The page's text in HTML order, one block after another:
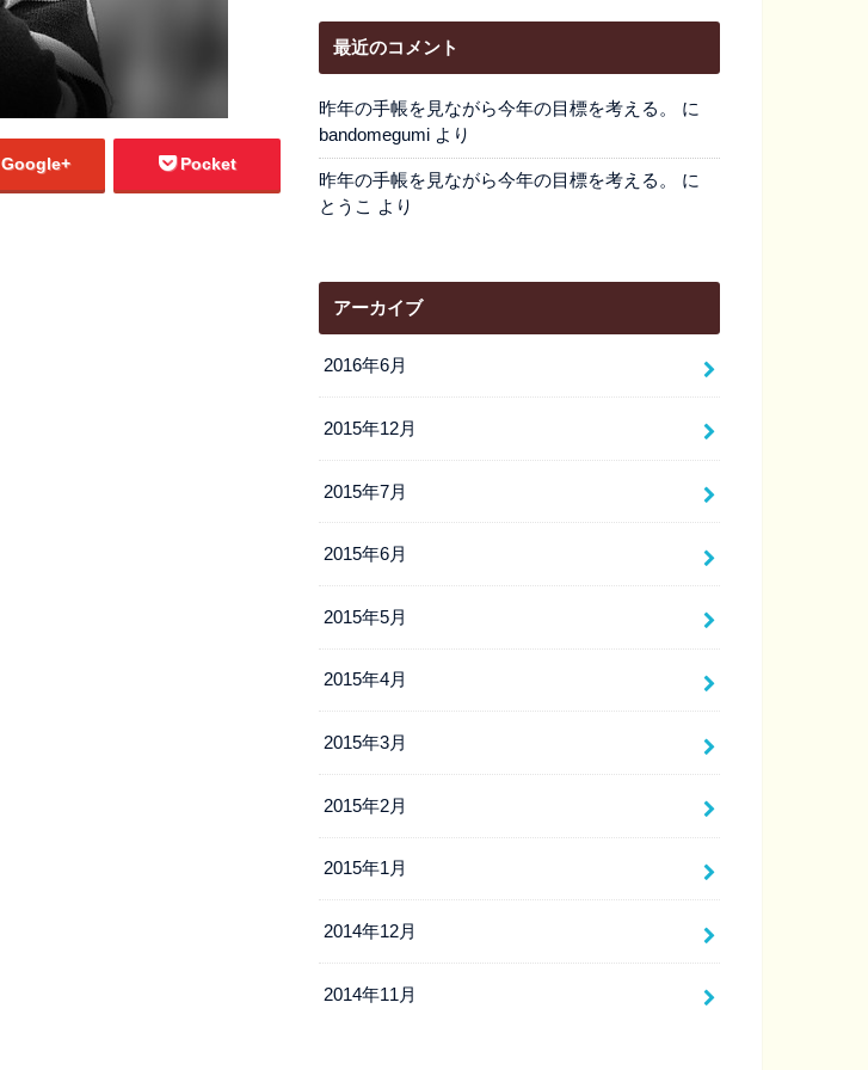
Google+ Pocket
最近のコメント
昨年の手帳を見ながら今年の目標を考える。
に
bandomegumi より
昨年の手帳を見ながら今年の目標を考える。
に
とうこ より
アーカイブ
2016年6月
2015年12月
2015年7月
2015年6月
2015年5月
2015年4月
2015年3月
2015年2月
2015年1月
2014年12月
2014年11月